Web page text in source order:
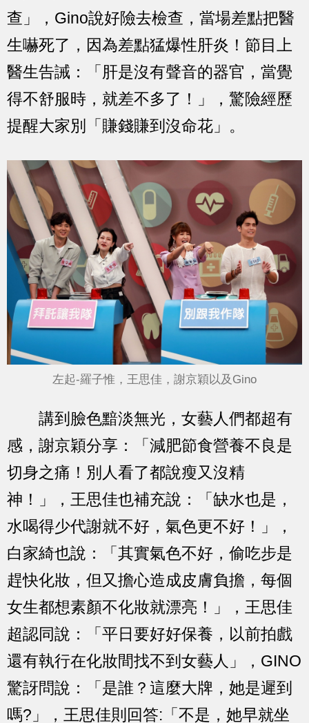
查」，Gino說好險去檢查，當場差點把醫
生嚇死了，因為差點猛爆性肝炎！節目上
醫生告誡：「肝是沒有聲音的器官，當覺
得不舒服時，就差不多了！」，驚險經歷
提醒大家別「賺錢賺到沒命花」。
左起-羅子惟，王思佳，謝京穎以及Gino
講到臉色黯淡無光，女藝人們都超有
感，謝京穎分享：「減肥節食營養不良是
切身之痛！別人看了都說瘦又沒精
神！」，王思佳也補充說：「缺水也是，
水喝得少代謝就不好，氣色更不好！」，
白家綺也說：「其實氣色不好，偷吃步是
趕快化妝，但又擔心造成皮膚負擔，每個
女生都想素顏不化妝就漂亮！」，王思佳
超認同說：「平日要好好保養，以前拍戲
還有執行在化妝間找不到女藝人」，GINO
驚訝問說：「是誰？這麼大牌，她是遲到
嗎?」，王思佳則回答:「不是，她早就坐